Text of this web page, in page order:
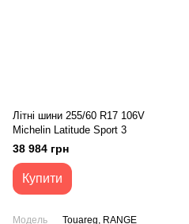
Літні шини 255/60 R17 106V
Michelin Latitude Sport 3
38 984 грн
Купити
Модель Touareg, RANGE